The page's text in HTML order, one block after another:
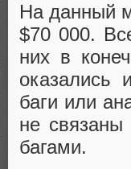
На данный
$70 000.
них в
оказались
баги или
не
багами.